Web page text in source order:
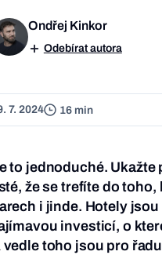
Ondřej Kinkor
Odebírat autora
7. 2024 16 min
to jednoduché. Ukažte
že se trefíte do toho,
i jinde. Hotely
investicí, o
vedle toho jsou pro